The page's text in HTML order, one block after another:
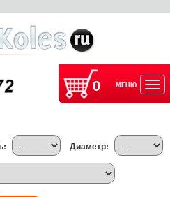
0 МЕНЮ
Диаметр: